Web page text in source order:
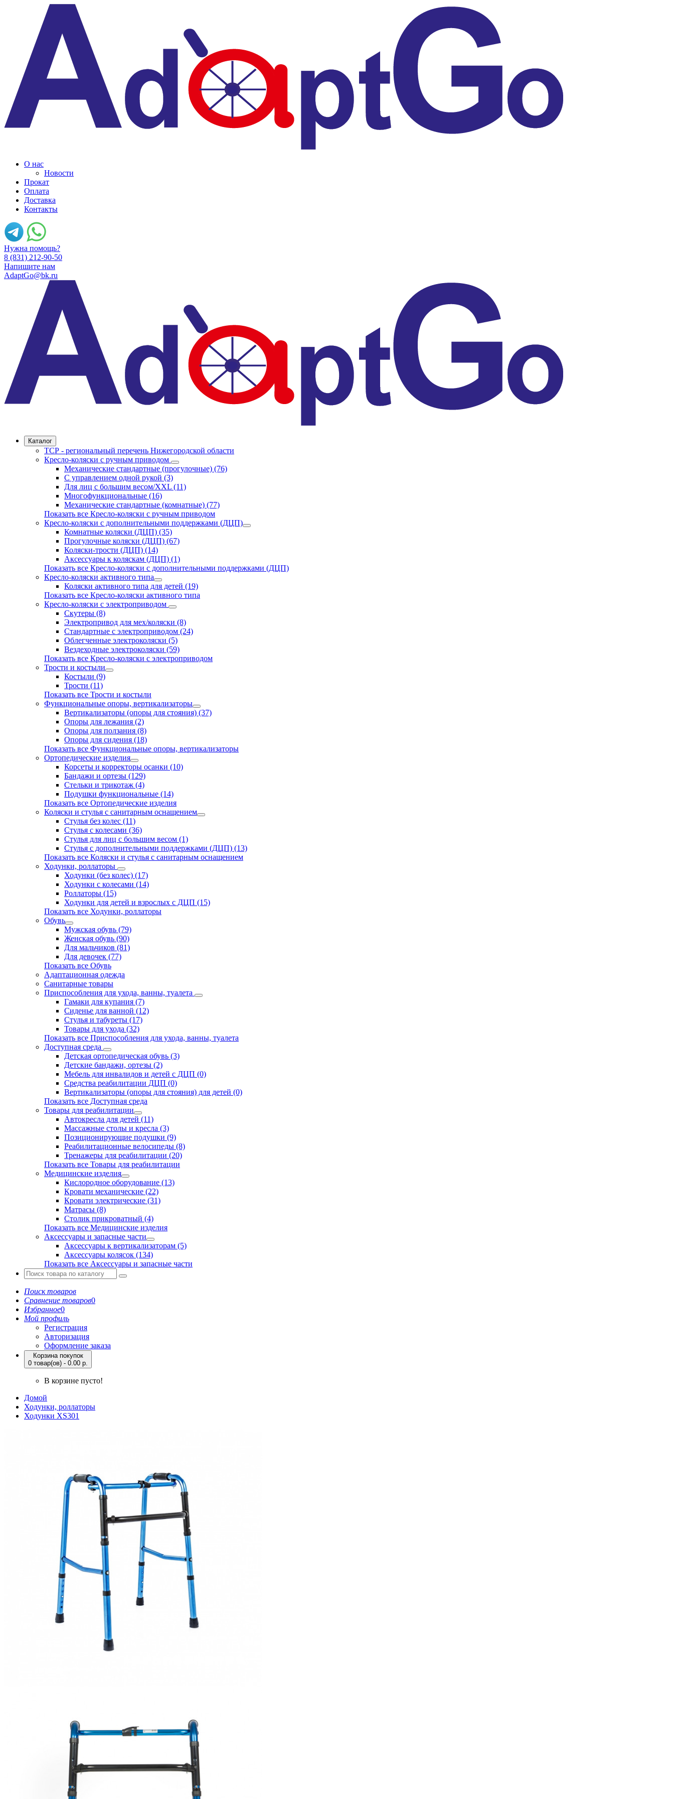
О нас
Новости
Прокат
Оплата
Доставка
Контакты
Нужна помощь?
8 (831) 212-90-50
Напишите нам
AdaptGo@bk.ru
Каталог
ТСР - региональный перечень Нижегородской области
Кресло-коляски с ручным приводом
Механические стандартные (прогулочные) (76)
С управлением одной рукой (3)
Для лиц с большим весом/XXL (11)
Многофункциональные (16)
Механические стандартные (комнатные) (77)
Показать все Кресло-коляски с ручным приводом
Кресло-коляски с дополнительными поддержками (ДЦП)
Комнатные коляски (ДЦП) (35)
Прогулочные коляски (ДЦП) (67)
Коляски-трости (ДЦП) (14)
Аксессуары к коляскам (ДЦП) (1)
Показать все Кресло-коляски с дополнительными поддержками (ДЦП)
Кресло-коляски активного типа
Коляски активного типа для детей (19)
Показать все Кресло-коляски активного типа
Кресло-коляски с электроприводом
Скутеры (8)
Электропривод для мех/коляски (8)
Стандартные с электроприводом (24)
Облегченные электроколяски (5)
Вездеходные электроколяски (59)
Показать все Кресло-коляски с электроприводом
Трости и костыли
Костыли (9)
Трости (11)
Показать все Трости и костыли
Функциональные опоры, вертикализаторы
Вертикализаторы (опоры для стояния) (37)
Опоры для лежания (2)
Опоры для ползания (8)
Опоры для сидения (18)
Показать все Функциональные опоры, вертикализаторы
Ортопедические изделия
Корсеты и корректоры осанки (10)
Бандажи и ортезы (129)
Стельки и трикотаж (4)
Подушки функциональные (14)
Показать все Ортопедические изделия
Коляски и стулья с санитарным оснащением
Стулья без колес (11)
Стулья с колесами (36)
Стулья для лиц с большим весом (1)
Стулья с дополнительными поддержками (ДЦП) (13)
Показать все Коляски и стулья с санитарным оснащением
Ходунки, роллаторы
Ходунки (без колес) (17)
Ходунки с колесами (14)
Роллаторы (15)
Ходунки для детей и взрослых с ДЦП (15)
Показать все Ходунки, роллаторы
Обувь
Мужская обувь (79)
Женская обувь (90)
Для мальчиков (81)
Для девочек (77)
Показать все Обувь
Адаптационная одежда
Санитарные товары
Приспособления для ухода, ванны, туалета
Гамаки для купания (7)
Сиденье для ванной (12)
Стулья и табуреты (17)
Товары для ухода (32)
Показать все Приспособления для ухода, ванны, туалета
Доступная среда
Детская ортопедическая обувь (3)
Детские бандажи, ортезы (2)
Мебель для инвалидов и детей с ДЦП (0)
Средства реабилитации ДЦП (0)
Вертикализаторы (опоры для стояния) для детей (0)
Показать все Доступная среда
Товары для реабилитации
Автокресла для детей (11)
Массажные столы и кресла (3)
Позиционирующие подушки (9)
Реабилитационные велосипеды (8)
Тренажеры для реабилитации (20)
Показать все Товары для реабилитации
Медицинские изделия
Кислородное оборудование (13)
Кровати механические (22)
Кровати электрические (31)
Матрасы (8)
Столик прикроватный (4)
Показать все Медицинские изделия
Аксессуары и запасные части
Аксессуары к вертикализаторам (5)
Аксессуары колясок (134)
Показать все Аксессуары и запасные части
Поиск товаров
Сравнение товаров0
Избранное0
Мой профиль
Регистрация
Авторизация
Оформление заказа
Корзина покупок
0 товар(ов) - 0.00 р.
В корзине пусто!
Домой
Ходунки, роллаторы
Ходунки XS301